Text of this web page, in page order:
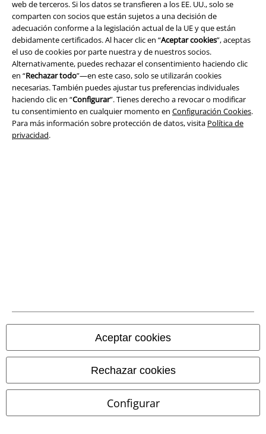
web de terceros. Si los datos se transfieren a los EE. UU., solo se
comparten con socios que están sujetos a una decisión de
adecuación conforme a la legislación actual de la UE y que están
debidamente certificados. Al hacer clic en “Aceptar cookies”, aceptas
el uso de cookies por parte nuestra y de nuestros socios.
Alternativamente, puedes rechazar el consentimiento haciendo clic
en “Rechazar todo”—en este caso, solo se utilizarán cookies
necesarias. También puedes ajustar tus preferencias individuales
haciendo clic en “Configurar”. Tienes derecho a revocar o modificar
tu consentimiento en cualquier momento en Configuración Cookies.
Para más información sobre protección de datos, visita Política de
privacidad.
Aceptar cookies
Rechazar cookies
Configurar